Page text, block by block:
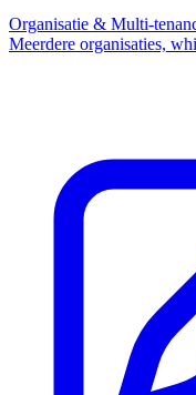
Organisatie & Multi-
Meerdere organisaties,